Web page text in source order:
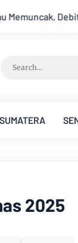
Menyusut,
2025